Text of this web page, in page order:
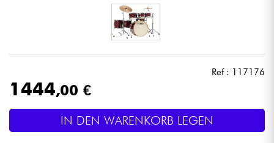
Licht
Ref : 117176
1444,00 €
IN DEN WARENKORB LEGEN